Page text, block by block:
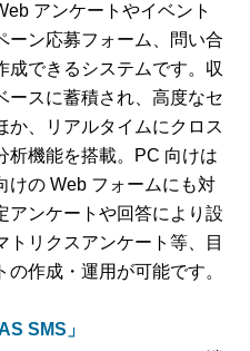
アンケートやイベント
ーン応募フォーム、問い合
成できるシステムです。収
ースに蓄積され、高度なセ
か、リアルタイムにクロス
析機能を搭載。PC 向けは
けの Web フォームにも対
アンケートや回答により設
トリクスアンケート等、目
作成・運用が可能です。
SMS」